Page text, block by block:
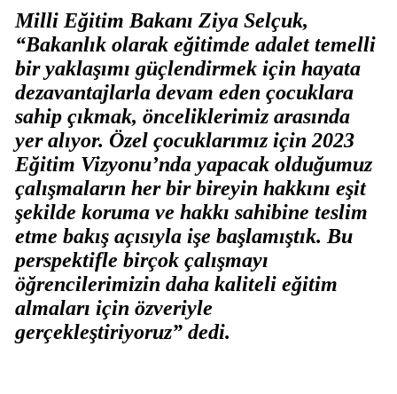
Milli Eğitim Bakanı Ziya Selçuk,
“Bakanlık olarak eğitimde adalet temelli
bir yaklaşımı güçlendirmek için hayata
dezavantajlarla devam eden çocuklara
sahip çıkmak, önceliklerimiz arasında
yer alıyor. Özel çocuklarımız için 2023
Eğitim Vizyonu’nda yapacak olduğumuz
çalışmaların her bir bireyin hakkını eşit
şekilde koruma ve hakkı sahibine teslim
etme bakış açısıyla işe başlamıştık. Bu
perspektifle birçok çalışmayı
öğrencilerimizin daha kaliteli eğitim
almaları için özveriyle
gerçekleştiriyoruz” dedi.